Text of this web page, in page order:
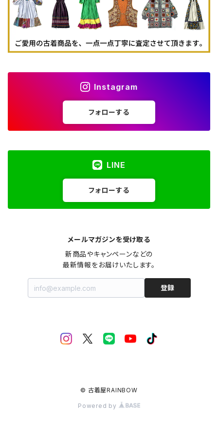
Instagram
フォローする
LINE
フォローする
メールマガジンを受け取る
新商品やキャンペーンなどの
最新情報をお届けいたします。
登録
© 古着屋RAINBOW
Powered by